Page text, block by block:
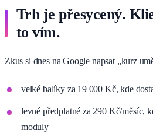
Trh je přesycený.
to vím.
Zkus si dnes na Google napsat „kurz
velké balíky za 19 000 Kč, kde
levné předplatné za 290 Kč/měsíc,
moduly